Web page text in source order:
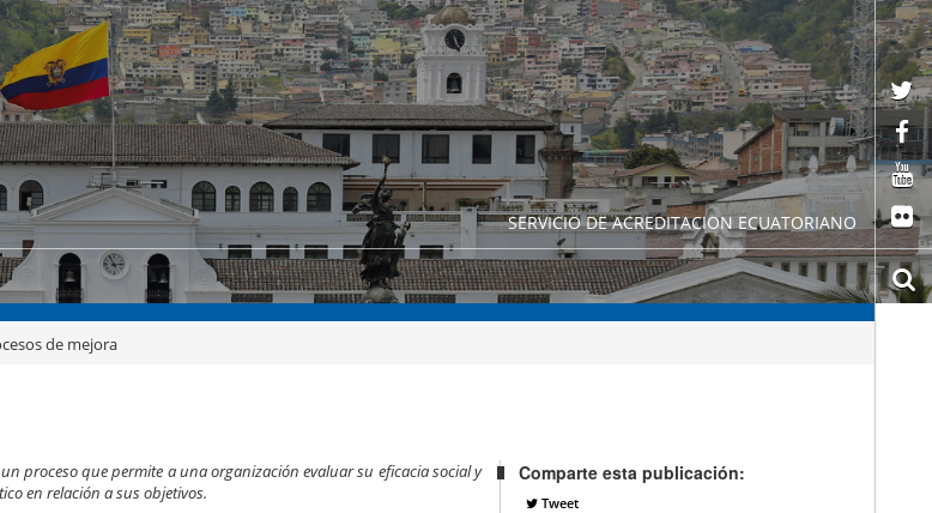
SERVICIO DE ACREDITACION ECUATORIANO
de mejora
proceso que permite a una organización evaluar su eficacia social y
en relación a sus objetivos.
Comparte esta publicación:
Tweet